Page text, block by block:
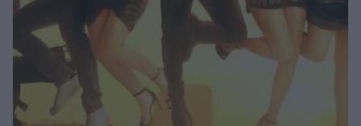
Woman Power
Parenting
Working Girl